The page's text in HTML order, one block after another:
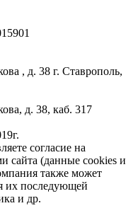
, д. 38 г. Ставрополь,
д. 38, каб. 317
согласие на
сайта (данные cookies и
также может
их последующей
и др.